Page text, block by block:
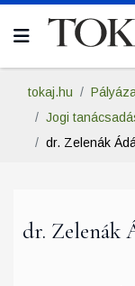
tokaj.hu
Jogi
dr. Zelenák
dr. Zelenák